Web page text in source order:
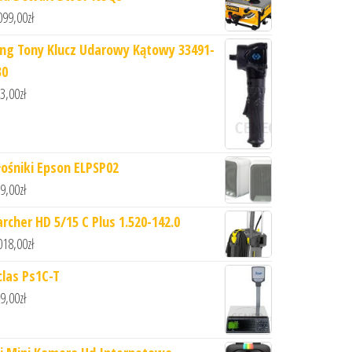
zł
Tony Klucz Udarowy Kątowy 33491-
zł
Epson ELPSP02
zł
HD 5/15 C Plus 1.520-142.0
zł
Ps1C-T
zł